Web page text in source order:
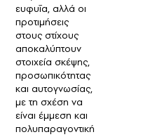
ευφυΐα, αλλά οι
προτιμήσεις
στους στίχους
αποκαλύπτουν
στοιχεία σκέψης,
προσωπικότητας
και αυτογνωσίας,
με τη σχέση να
είναι έμμεση και
πολυπαραγοντική